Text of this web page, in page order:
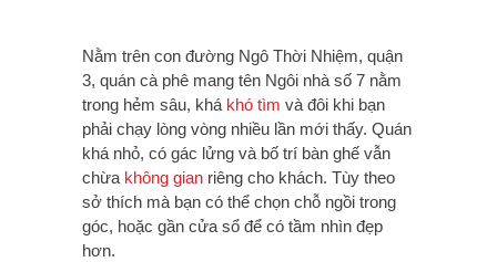
Nằm trên con đường Ngô Thời Nhiệm, quận
3, quán cà phê mang tên Ngôi nhà số 7 nằm
trong hẻm sâu, khá khó tìm và đôi khi bạn
phải chạy lòng vòng nhiều lần mới thấy. Quán
khá nhỏ, có gác lửng và bố trí bàn ghế vẫn
chừa không gian riêng cho khách. Tùy theo
sở thích mà bạn có thể chọn chỗ ngồi trong
góc, hoặc gần cửa sổ để có tầm nhìn đẹp
hơn.